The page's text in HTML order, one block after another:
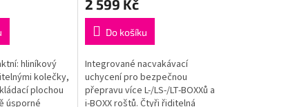
hliníkový
kolečky,
plochou
úsporné
2 599 Kč
Do košíku
Integrované nacvakávací
uchycení pro bezpečnou
přepravu více L-/LS-/LT-BOXXů a
i-BOXX roštů. Čtyři řiditelná